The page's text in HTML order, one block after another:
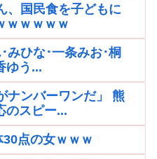
、国民食を子どもに
ｗｗｗｗｗ
みひな･一条みお･桐
ゆう...
ナンバーワンだ」 熊
のスピー...
30点の女ｗｗｗ